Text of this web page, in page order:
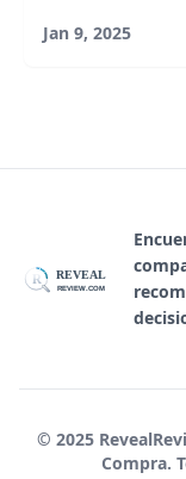
batería y la
Jan 9, 2025
R REVEAL
REVIEW.COM
© 2025
Compra.